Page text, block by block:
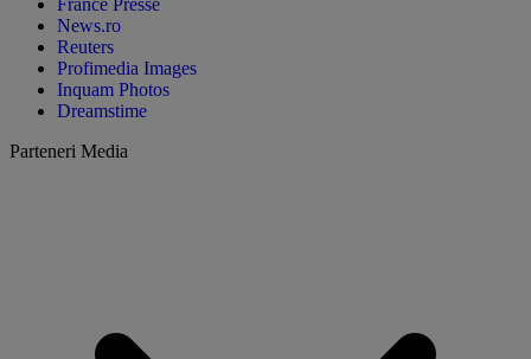
France Presse
News.ro
Reuters
Profimedia Images
Inquam Photos
Dreamstime
Parteneri Media